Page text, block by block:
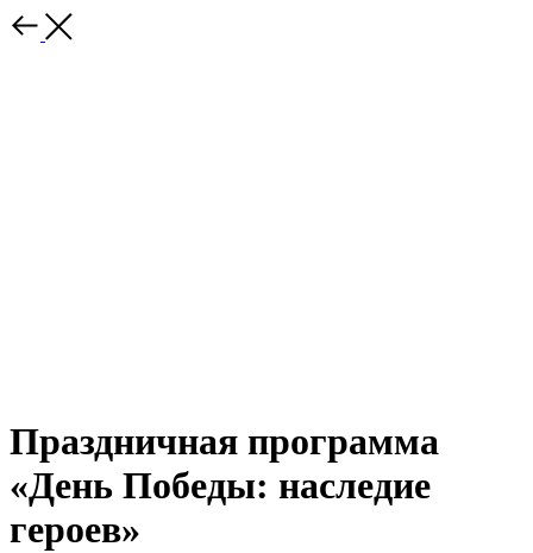
Праздничная программа
«День Победы: наследие
героев»